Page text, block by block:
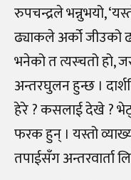
रुपचन्द्रले भन्नुभयो,
ढ्याकले अर्को जीउको
भनेको त त्यस्चतो हो,
अन्तरघुलन हुन्छ ।
हेरे ? कसलाई देखे ?
फरक हुन् । यस्तो
तपाईसँग अन्तरवार्ता